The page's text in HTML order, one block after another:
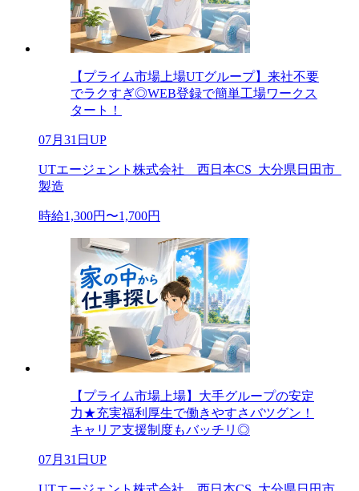
【プライム市場上場UTグループ】来社不要
でラクすぎ◎WEB登録で簡単工場ワークス
タート！
07月31日UP
UTエージェント株式会社 西日本CS_大分県日田市_
製造
時給1,300円〜1,700円
【プライム市場上場】大手グループの安定
力★充実福利厚生で働きやすさバツグン！
キャリア支援制度もバッチリ◎
07月31日UP